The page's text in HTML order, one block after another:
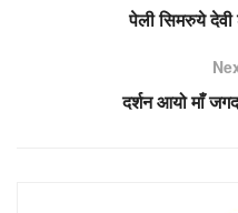
पेली सिमरुये देवी
दर्शन आयो माँ